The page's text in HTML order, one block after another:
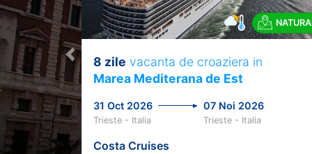
Previous
8 zile vacanta de croaziera in
Marea Mediterana de Est
31 Oct 2026 07 Noi 2026
Trieste - Italia Trieste - Italia
Costa Cruises